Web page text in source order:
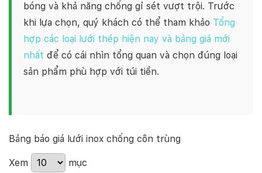
bóng và khả năng chống gỉ sét vượt trội. Trước
khi lựa chọn, quý khách có thể tham khảo Tổng
hợp các loại lưới thép hiện nay và bảng giá mới
nhất để có cái nhìn tổng quan và chọn đúng loại
sản phẩm phù hợp với túi tiền.
Bảng báo giá lưới inox chống côn trùng
Xem mục